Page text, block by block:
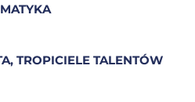
TROPICIELE TALENTÓW